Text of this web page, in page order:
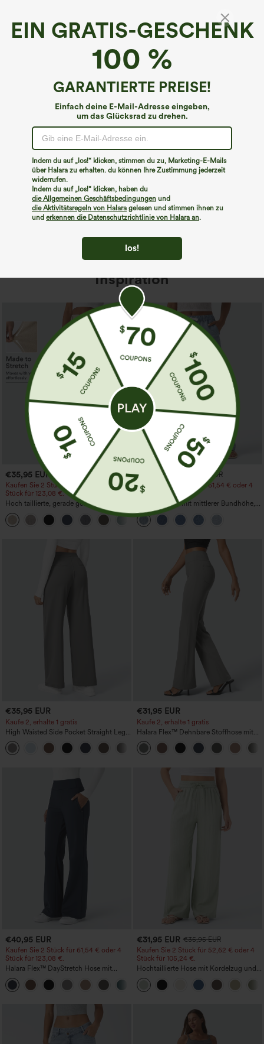
EIN GRATIS-GESCHENK
100 %
GARANTIERTE PREISE!
Einfach deine E-Mail-Adresse eingeben,
um das Glücksrad zu drehen.
Indem du auf „los!“ klicken, stimmen du zu, Marketing-E-Mails
über Halara zu erhalten. du können Ihre Zustimmung jederzeit
widerrufen.
Indem du auf „los!“ klicken, haben du
die Allgemeinen Geschäftsbedingungen und
die Aktivitätsregeln von Halara gelesen und stimmen ihnen zu
und erkennen die Datenschutzrichtlinie von Halara an.
los!
Hoppla!
Wir können die von Ihnen gesuchte Seite nicht
finden.
Mehr einkaufen
Inspiration
€35,95 EUR
Kaufen Sie 2 Stück für 61,54 € oder 4
Stück für 123,08 €.
Hoch taillierte, gerade geschnittene,
legere Leinen-Optik-Hose mit Taschen
+5
€44,95 EUR
€49,95 EUR
Kaufen Sie 2 Stück für 61,54 € oder 4
Stück für 123,08 €.
Lässige Jeans mit mittlerer Bundhöhe,
Kordelzug und Taschen
€35,95 EUR
Kaufe 2, erhalte 1 gratis
High Waisted Side Pocket Straight Leg
Work Pants
+23
€31,95 EUR
Kaufe 2, erhalte 1 gratis
Halara Flex™ Dehnbare Stoffhose mit
hohem Bund und Seitentasche hinten
€40,95 EUR
Kaufen Sie 2 Stück für 61,54 € oder 4
Stück für 123,08 €.
Halara Flex™ DayStretch Hose mit
mittlerer Bundhöhe, seitlicher
Reißverschlusstasche und
Work‑Flare‑Schnitt
€31,95 EUR €35,95 EUR
Kaufen Sie 2 Stück für 52,62 € oder 4
Stück für 105,24 €.
Hochtaillierte Hose mit Kordelzug und
Taschen, weitem Bein, lässig und locker
in Leinenoptik